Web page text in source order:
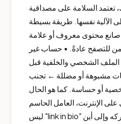
تعتمد السلامة على مصداقية
الآلية نفسها. طريقة بسيطة
صانع محتوى معروف أو علامة
للتصفح عادةً. • حساب غير
الشخصي والخلفية قبل
مشبوهة أو مضللة ← تجنب
أو حساسة. كما هو الحال
الإنترنت، العامل الحاسم
ليس "link in bio" بحد ذاته، بل من يشاركه وإلى أين